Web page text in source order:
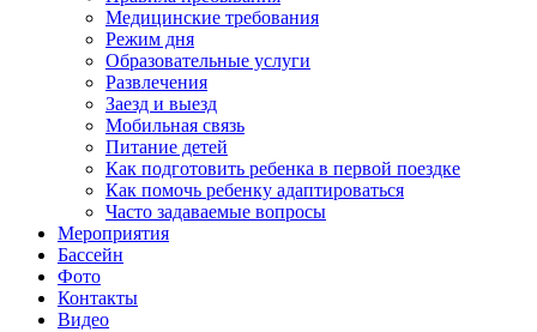
Медицинские требования
Режим дня
Образовательные услуги
Развлечения
Заезд и выезд
Мобильная связь
Питание детей
Как подготовить ребенка в первой поездке
Как помочь ребенку адаптироваться
Часто задаваемые вопросы
Мероприятия
Бассейн
Фото
Контакты
Видео